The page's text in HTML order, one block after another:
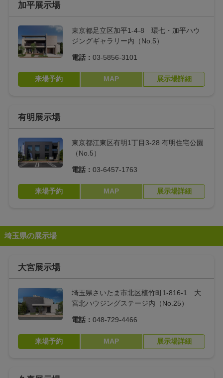
加平展示場
東京都足立区加平1-4-8 環七・加平ハウ
ジングギャラリー内（No.5）
電話： 03-5856-3101
来場予約 MAP 展示場詳細
有明展示場
東京都江東区有明1丁目3-28 有明住宅公園
（No.5）
電話： 03-6457-1763
来場予約 MAP 展示場詳細
埼玉県の展示場
大宮展示場
埼玉県さいたま市北区植竹町1-816-1 大
宮北ハウジングステージ内（No.25）
電話： 048-729-4466
来場予約 MAP 展示場詳細